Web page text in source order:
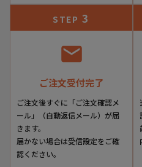
jm251-1r03g
▼色
STEP 3
ご注文受付完了
ご注文後すぐに「ご注文確認メ
ール」（自動返信メール）が届
きます。
届かない場合は受信設定をご確
認ください。